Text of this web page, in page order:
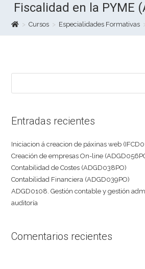
Fiscalidad en la PYME
> Cursos > Especialidades Formativas
Entradas recientes
Iniciacion á creacion de páxinas web
Creación de empresas On-line
Contabilidad de Costes (ADGD038PO)
Contabilidad Financiera (ADGD039PO)
ADGD0108. Gestión contable y gestión
auditoría
Comentarios recientes